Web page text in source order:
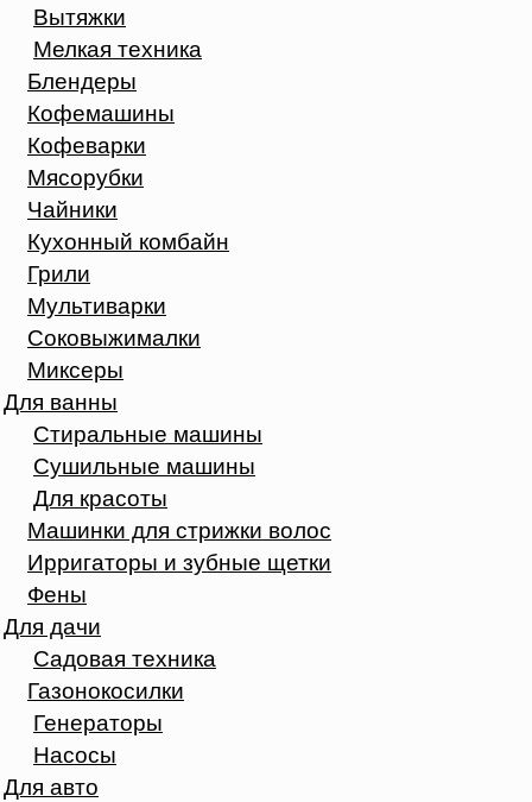
Вытяжки
Мелкая техника
Блендеры
Кофемашины
Кофеварки
Мясорубки
Чайники
Кухонный комбайн
Грили
Мультиварки
Соковыжималки
Миксеры
Для ванны
Стиральные машины
Сушильные машины
Для красоты
Машинки для стрижки волос
Ирригаторы и зубные щетки
Фены
Для дачи
Садовая техника
Газонокосилки
Генераторы
Насосы
Для авто